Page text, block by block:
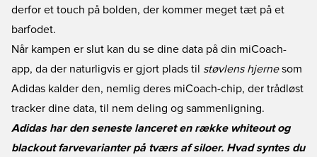
derfor et touch på bolden, der kommer meget tæt på et
barfodet.
Når kampen er slut kan du se dine data på din miCoach-
app, da der naturligvis er gjort plads til støvlens hjernesom
Adidas kalder den, nemlig deres miCoach-chip, der trådløst
tracker dine data, til nem deling og sammenligning.
Adidas har den seneste lanceret en række whiteout og
blackout farvevarianter på tværs af siloer. Hvad syntes du